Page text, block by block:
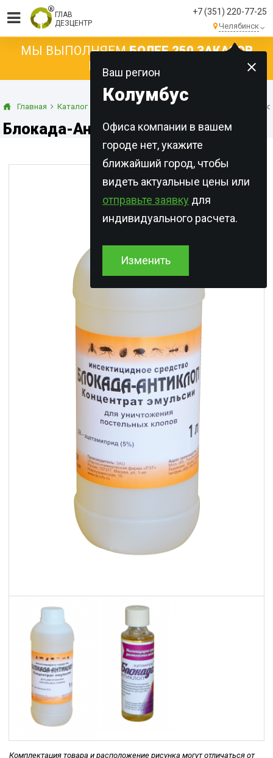
ГЛАВ
ДЕЗЦЕНТР
+7 (351) 220-77-25
Челябинск
Ваш регион
Колумбус
Офиса компании в вашем
городе нет, укажите
ближайший город, чтобы
видеть актуальные цены или
отправьте заявку для
индивидуального расчета.
Изменить
МЫ ВЫПОЛНЯЕМБОЛЕЕ 250 ЗАКАЗОВ
КАЖДЫЙ ДЕНЬ!
Главная Каталог Концентраты Концентраты эмульсии
Блокада-Антиклоп, флакон 50 мл.
Комплектация товара и расположение рисунка могут отличаться от